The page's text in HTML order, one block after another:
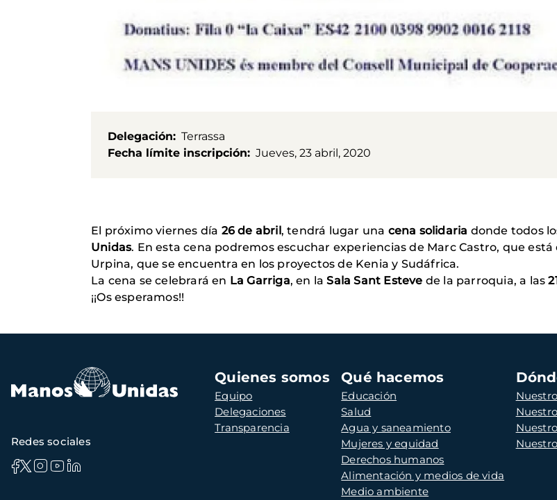
Delegación
Terrassa
Fecha límite inscripción
Jueves, 23 abril, 2020
El próximo viernes día 26 de abril, tendrá lugar una cena solidaria donde todos
Unidas. En esta cena podremos escuchar experiencias de Marc Castro, que
Urpina, que se encuentra en los proyectos de Kenia y Sudáfrica.
La cena se celebrará en La Garriga, en laSala Sant Esteve de la parroquia, a las
¡¡Os esperamos!!
Navegación
principal
Quienes somos
Equipo
Delegaciones
Transparencia
Qué hacemos
Educación
Salud
Agua y saneamiento
Mujeres y equidad
Derechos humanos
Alimentación y medios de vida
Medio ambiente
Redes sociales